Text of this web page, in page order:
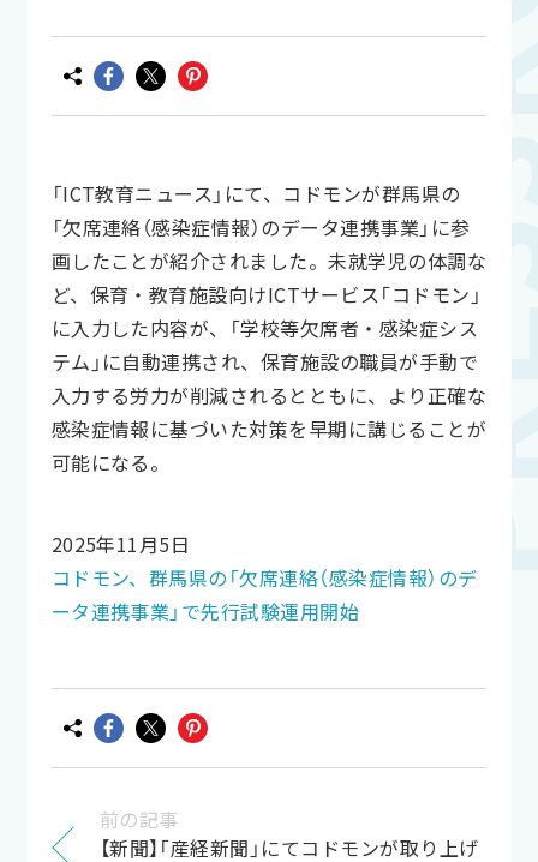
「ICT教育ニュース」にて、コドモンが群馬県の
「欠席連絡（感染症情報）のデータ連携事業」に参
画したことが紹介されました。未就学児の体調な
ど、保育・教育施設向けICTサービス「コドモン」
に入力した内容が、「学校等欠席者・感染症シス
テム」に自動連携され、保育施設の職員が手動で
入力する労力が削減されるとともに、より正確な
感染症情報に基づいた対策を早期に講じることが
可能になる。
2025年11月5日
コドモン、群馬県の「欠席連絡（感染症情報）のデ
ータ連携事業」で先行試験運用開始
前の記事
【新聞】「産経新聞」にてコドモンが取り上げ